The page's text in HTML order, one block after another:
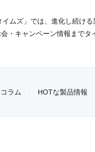
ムズ」では、進化し続ける
・キャンペーン情報までタ
ラム HOTな製品情報